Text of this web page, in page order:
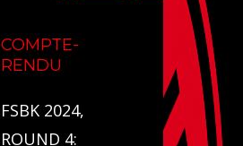
COMPTE-
RENDU
FSBK 2024,
ROUND 4: